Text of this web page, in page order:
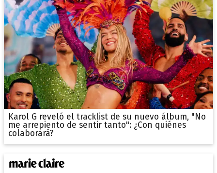
Karol G reveló el tracklist de su nuevo álbum, "No
me arrepiento de sentir tanto": ¿Con quiénes
colaborará?